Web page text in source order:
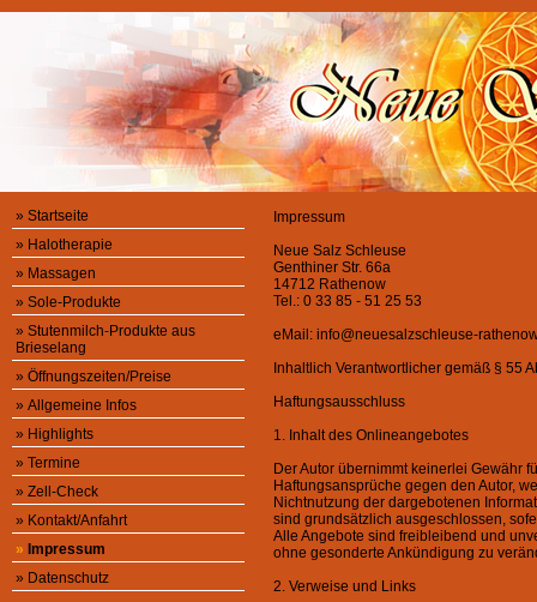
» Startseite
» Halotherapie
» Massagen
» Sole-Produkte
» Stutenmilch-Produkte aus
Brieselang
» Öffnungszeiten/Preise
» Allgemeine Infos
» Highlights
» Termine
» Zell-Check
» Kontakt/Anfahrt
» Impressum
» Datenschutz
Impressum
Neue Salz Schleuse
Genthiner Str. 66a
14712 Rathenow
Tel.: 0 33 85 - 51 25 53
eMail: info@neuesalzschleuse-
Inhaltlich Verantwortlicher gemäß § 55
Haftungsausschluss
1. Inhalt des Onlineangebotes
Der Autor übernimmt keinerlei Gewähr
Haftungsansprüche gegen den Autor,
Nichtnutzung der dargebotenen
sind grundsätzlich ausgeschlossen,
Alle Angebote sind freibleibend und
ohne gesonderte Ankündigung zu
2. Verweise und Links